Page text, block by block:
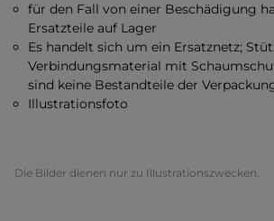
für den Fall von einer Beschädigung
Ersatzteile auf Lager
Es handelt sich um ein Ersatznetz;
Verbindungsmaterial mit
sind keine Bestandteile der
Illustrationsfoto
Die Bilder dienen nur zu Illustrationszwecken.